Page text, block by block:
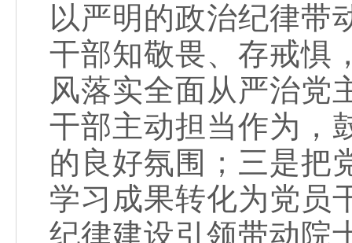
以严明的政治纪律带
干部知敬畏、存戒惧
风落实全面从严治党
干部主动担当作为，
的良好氛围；三是把
学习成果转化为党员
纪律建设引领带动院